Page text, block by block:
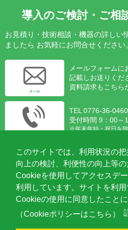
このサイトでは、利用状況の
向上の検討、利便性の向上等の
Cookieを使用してアクセスデー
利用しています。サイトを利用
Cookieの使用に同意したことに
（Cookieポリシーはこちら）
導入のご検討・ご相
お見積り・技術相談・機器の詳しい
ましたら お気軽にお問合せください
メールフォームに
記載しお送りくだ
資料請求もこちら
TEL 0776-36-0460
受付時間 9：00～
※年末年始・祝日を除
Web会議システム
ご相談も受け付け
Zoom対応可能で